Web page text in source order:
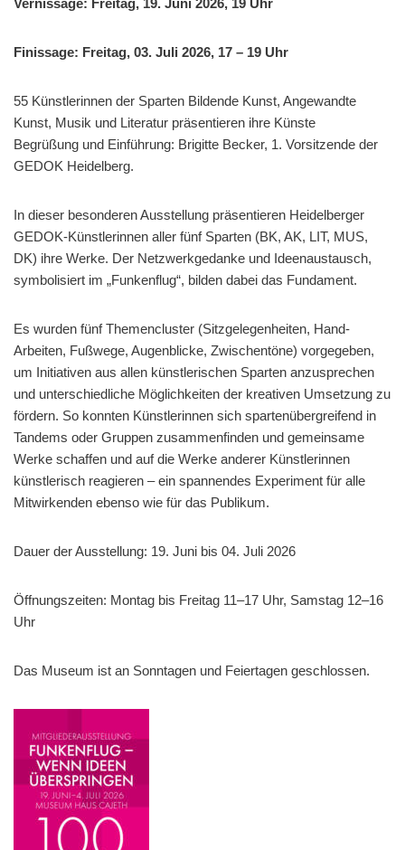
Vernissage: Freitag, 19. Juni 2026, 19 Uhr
Finissage: Freitag, 03. Juli 2026, 17 – 19 Uhr
55 Künstlerinnen der Sparten Bildende Kunst, Angewandte
Kunst, Musik und Literatur präsentieren ihre Künste
Begrüßung und Einführung: Brigitte Becker, 1. Vorsitzende der
GEDOK Heidelberg.
In dieser besonderen Ausstellung präsentieren Heidelberger
GEDOK-Künstlerinnen aller fünf Sparten (BK, AK, LIT, MUS,
DK) ihre Werke. Der Netzwerkgedanke und Ideenaustausch,
symbolisiert im „Funkenflug“, bilden dabei das Fundament.
Es wurden fünf Themencluster (Sitzgelegenheiten, Hand-
Arbeiten, Fußwege, Augenblicke, Zwischentöne) vorgegeben,
um Initiativen aus allen künstlerischen Sparten anzusprechen
und unterschiedliche Möglichkeiten der kreativen Umsetzung zu
fördern. So konnten Künstlerinnen sich spartenübergreifend in
Tandems oder Gruppen zusammenfinden und gemeinsame
Werke schaffen und auf die Werke anderer Künstlerinnen
künstlerisch reagieren – ein spannendes Experiment für alle
Mitwirkenden ebenso wie für das Publikum.
Dauer der Ausstellung: 19. Juni bis 04. Juli 2026
Öffnungszeiten: Montag bis Freitag 11–17 Uhr, Samstag 12–16
Uhr
Das Museum ist an Sonntagen und Feiertagen geschlossen.